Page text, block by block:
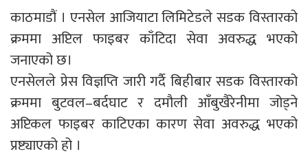
काठमाडौं । एनसेल आजियाटा लिमिटेडले सडक विस्तारको
क्रममा अप्टिल फाइबर काँटिदा सेवा अवरुद्ध भएको
जनाएको छ।
एनसेलले प्रेस विज्ञप्ति जारी गर्दै बिहीबार सडक विस्तारको
क्रममा बुटवल–बर्दघाट र दमौली आँबुखैरेनीमा जोड्ने
अप्टिकल फाइबर काटिएका कारण सेवा अवरुद्ध भएको
प्रष्ट्याएको हो ।